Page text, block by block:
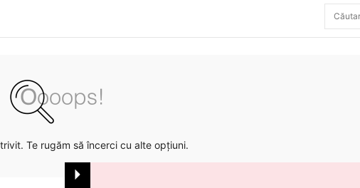
Te rugăm să încerci cu alte opțiuni.